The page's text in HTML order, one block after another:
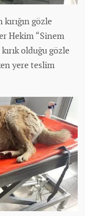
gözle
Hekim “Sinem
olduğu gözle
yere teslim